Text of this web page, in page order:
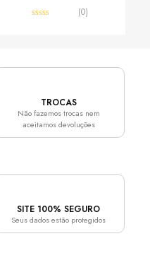
(0)
TROCAS
Não fazemos trocas nem
aceitamos devoluções
SITE 100% SEGURO
Seus dados estão protegidos